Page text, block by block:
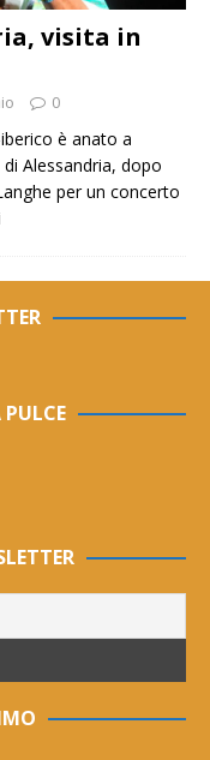
visita in
0
è anato a
Alessandria, dopo
per un concerto